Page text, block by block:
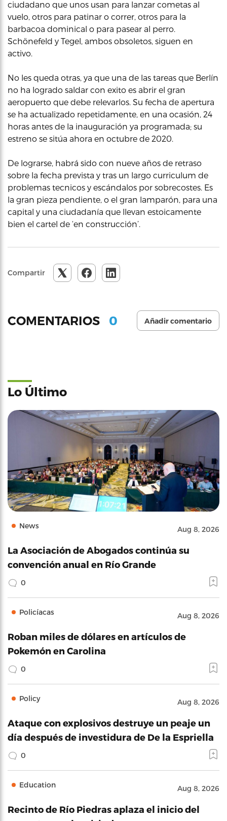
ciudadano que unos usan para lanzar cometas al
vuelo, otros para patinar o correr, otros para la
barbacoa dominical o para pasear al perro.
Schönefeld y Tegel, ambos obsoletos, siguen en
activo.
No les queda otras, ya que una de las tareas que Berlín
no ha logrado saldar con exito es abrir el gran
aeropuerto que debe relevarlos. Su fecha de apertura
se ha actualizado repetidamente, en una ocasión, 24
horas antes de la inauguración ya programada; su
estreno se sitúa ahora en octubre de 2020.
De lograrse, habrá sido con nueve años de retraso
sobre la fecha prevista y tras un largo curriculum de
problemas tecnicos y escándalos por sobrecostes. Es
la gran pieza pendiente, o el gran lamparón, para una
capital y una ciudadanía que llevan estoicamente
bien el cartel de ‘en construcción’.
Compartir
COMENTARIOS 0 Añadir comentario
Lo Último
News Aug 8, 2026
La Asociación de Abogados continúa su
convención anual en Río Grande
0
Policíacas Aug 8, 2026
Roban miles de dólares en artículos de
Pokemón en Carolina
0
Policy Aug 8, 2026
Ataque con explosivos destruye un peaje un
día después de investidura de De la Espriella
0
Education Aug 8, 2026
Recinto de Río Piedras aplaza el inicio del